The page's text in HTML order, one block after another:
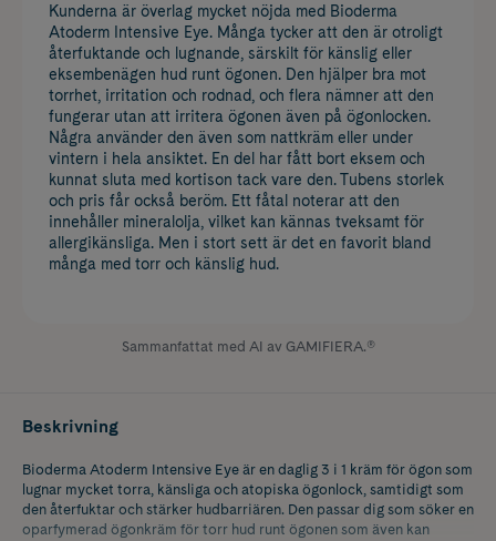
Kunderna är överlag mycket nöjda med Bioderma
Atoderm Intensive Eye. Många tycker att den är otroligt
återfuktande och lugnande, särskilt för känslig eller
eksembenägen hud runt ögonen. Den hjälper bra mot
torrhet, irritation och rodnad, och flera nämner att den
fungerar utan att irritera ögonen även på ögonlocken.
Några använder den även som nattkräm eller under
vintern i hela ansiktet. En del har fått bort eksem och
kunnat sluta med kortison tack vare den. Tubens storlek
och pris får också beröm. Ett fåtal noterar att den
innehåller mineralolja, vilket kan kännas tveksamt för
allergikänsliga. Men i stort sett är det en favorit bland
många med torr och känslig hud.
Sammanfattat med AI av GAMIFIERA.®
Beskrivning
Bioderma Atoderm Intensive Eye är en daglig 3 i 1 kräm för ögon som
lugnar mycket torra, känsliga och atopiska ögonlock, samtidigt som
den återfuktar och stärker hudbarriären. Den passar dig som söker en
oparfymerad ögonkräm för torr hud runt ögonen som även kan